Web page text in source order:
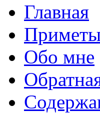
Главная
Приметы
Обо мне